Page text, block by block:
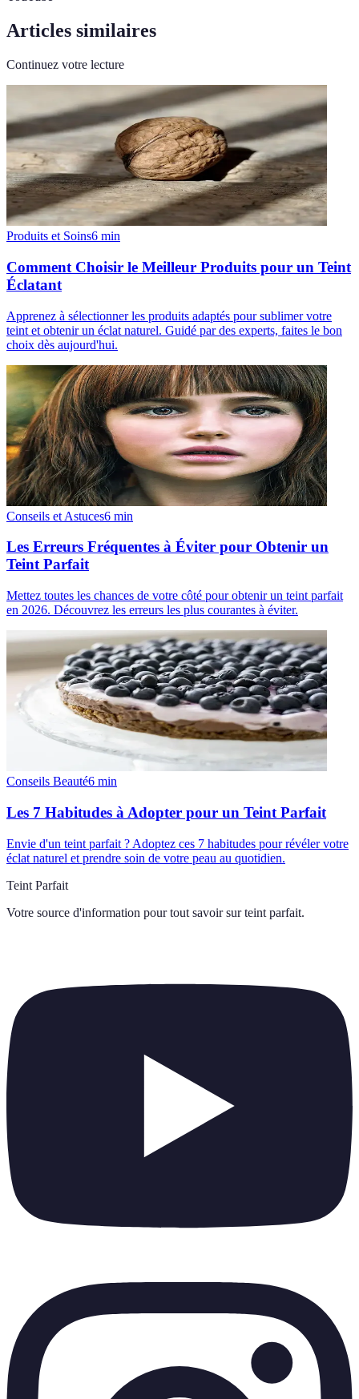
Articles similaires
Continuez votre lecture
Produits et Soins6 min
Comment Choisir le Meilleur Produits pour un Teint
Éclatant
Apprenez à sélectionner les produits adaptés pour sublimer votre
teint et obtenir un éclat naturel. Guidé par des experts, faites le bon
choix dès aujourd'hui.
Conseils et Astuces6 min
Les Erreurs Fréquentes à Éviter pour Obtenir un
Teint Parfait
Mettez toutes les chances de votre côté pour obtenir un teint parfait
en 2026. Découvrez les erreurs les plus courantes à éviter.
Conseils Beauté6 min
Les 7 Habitudes à Adopter pour un Teint Parfait
Envie d'un teint parfait ? Adoptez ces 7 habitudes pour révéler votre
éclat naturel et prendre soin de votre peau au quotidien.
Teint Parfait
Votre source d'information pour tout savoir sur teint parfait.